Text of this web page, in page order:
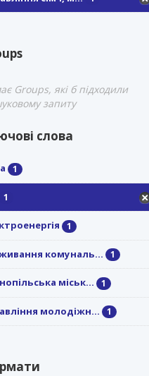
Groups, які б підходили
запиту
слова
1
1
1
комуналь... 1
міськ... 1
молодіжн... 1